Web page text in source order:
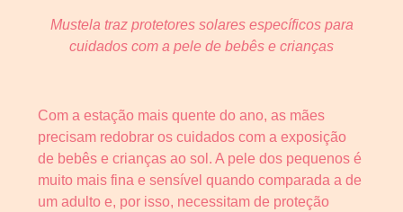
Mustela traz protetores solares específicos para
cuidados com a pele de bebês e crianças
Com a estação mais quente do ano, as mães
precisam redobrar os cuidados com a exposição
de bebês e crianças ao sol. A pele dos pequenos é
muito mais fina e sensível quando comparada a de
um adulto e, por isso, necessitam de proteção